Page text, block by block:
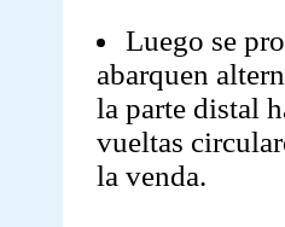
Luego se
abarquen
la parte distal
vueltas
la venda.